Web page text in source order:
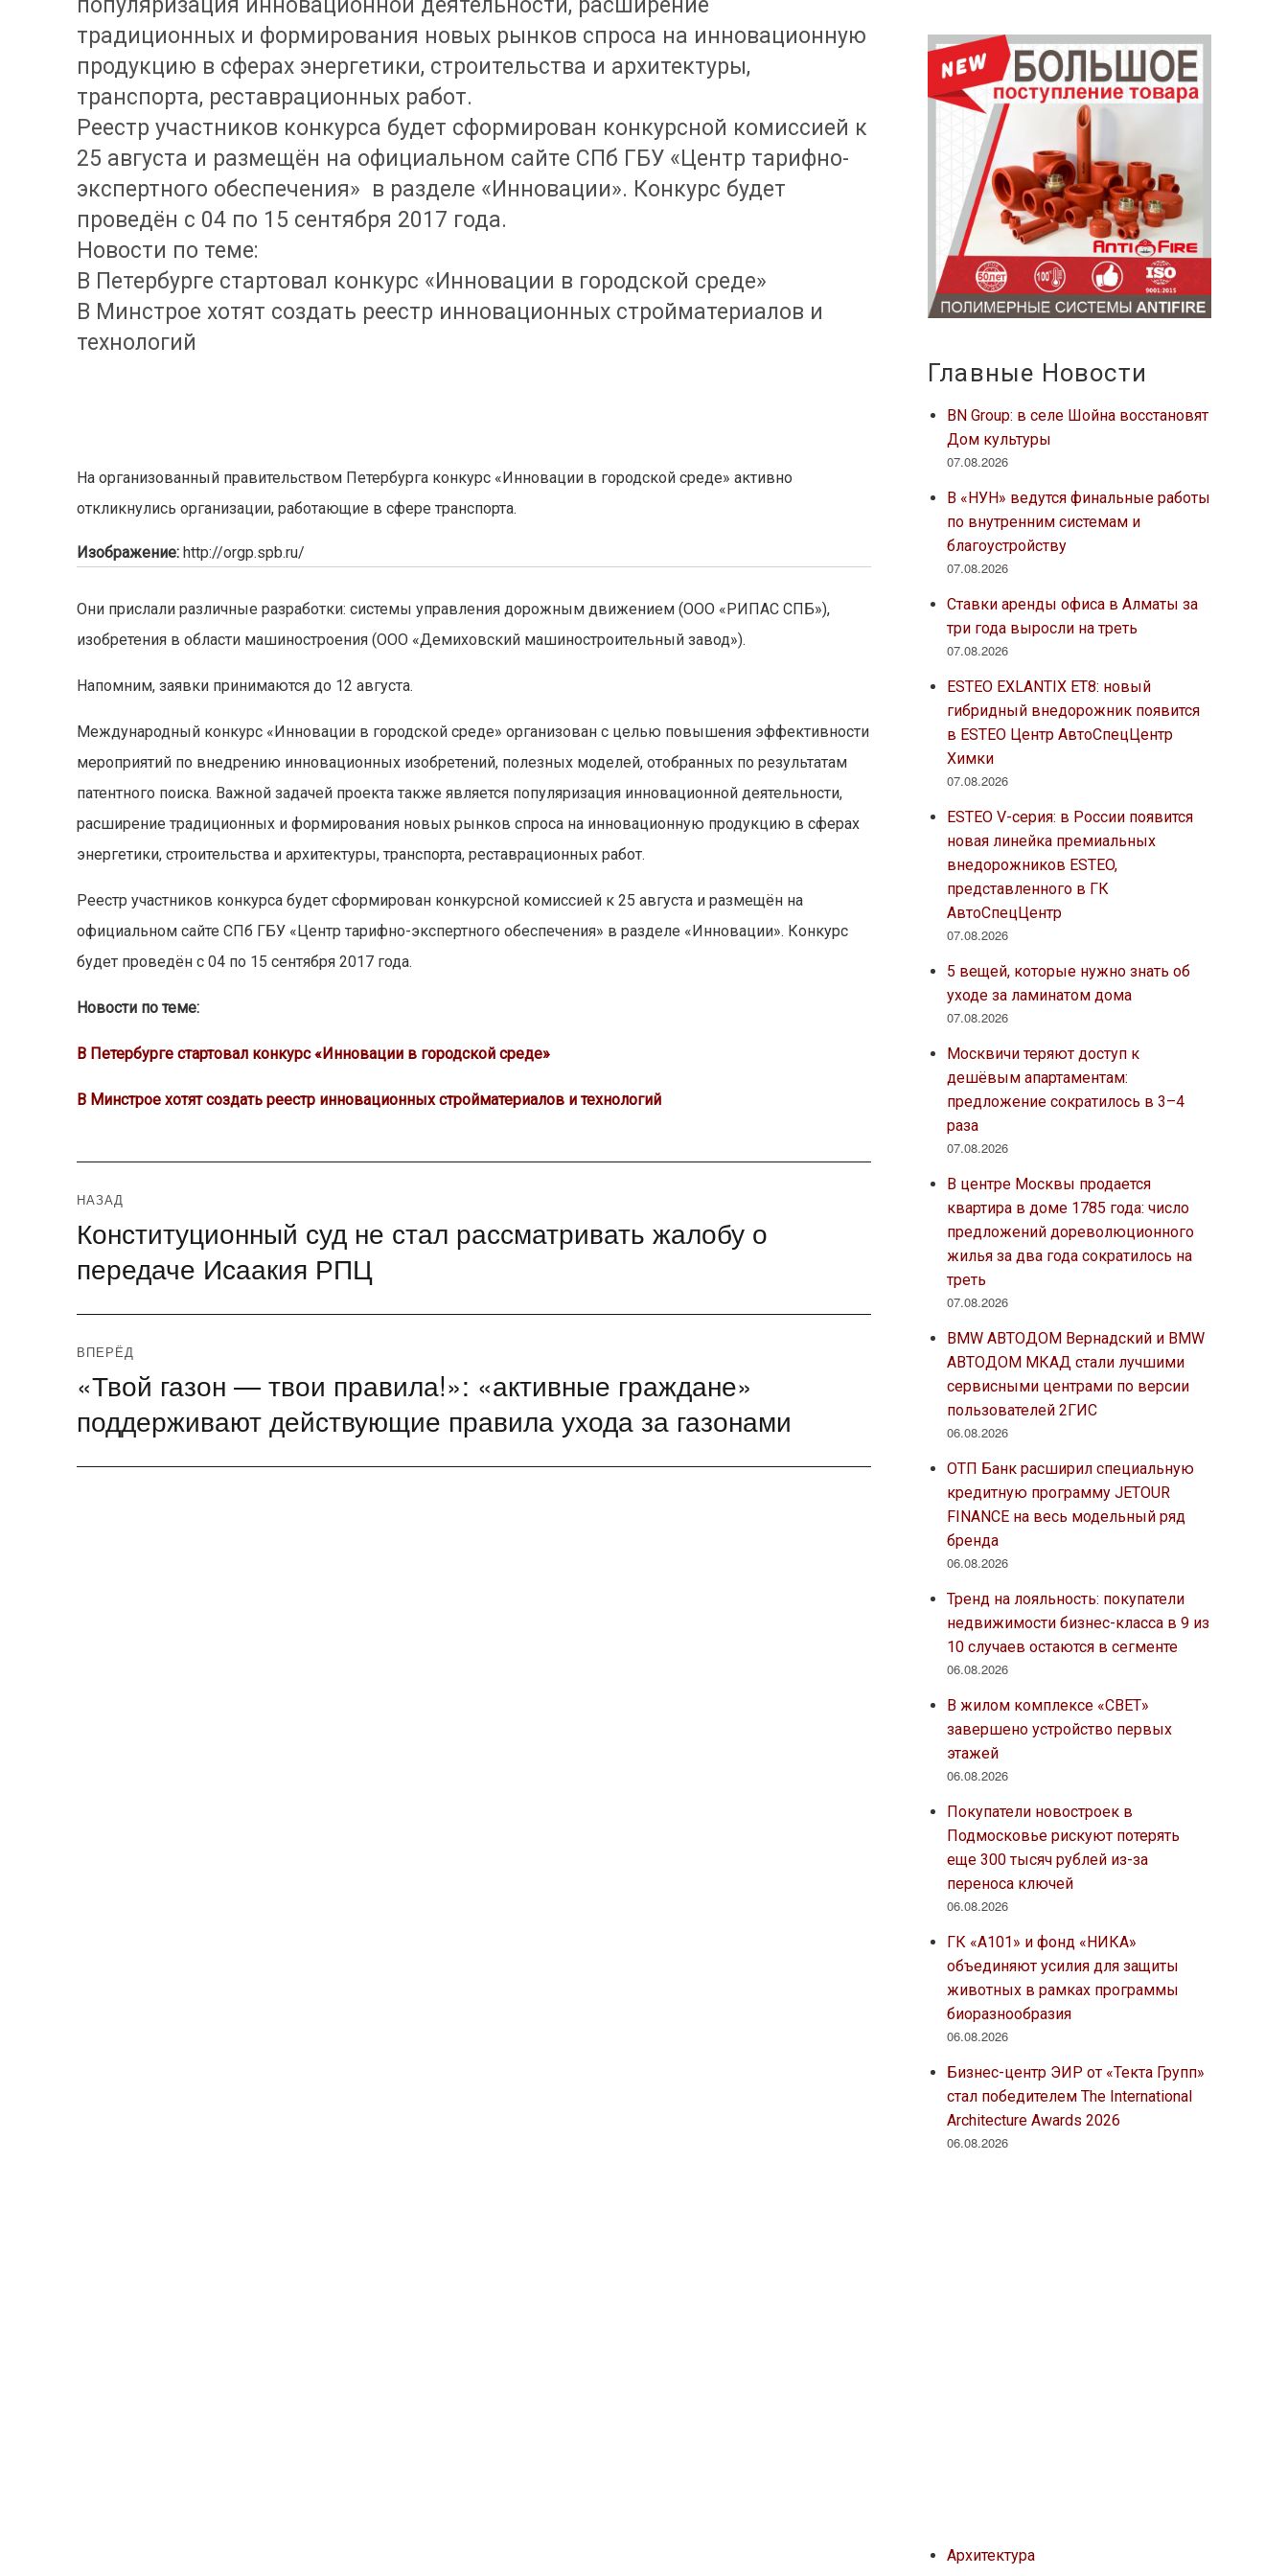
популяризация инновационной деятельности, расширение
традиционных и формирования новых рынков спроса на инновационную
продукцию в сферах энергетики, строительства и архитектуры,
транспорта, реставрационных работ.
Реестр участников конкурса будет сформирован конкурсной комиссией к
25 августа и размещён на официальном сайте СПб ГБУ «Центр тарифно-
экспертного обеспечения» в разделе «Инновации». Конкурс будет
проведён с 04 по 15 сентября 2017 года.
Новости по теме:
В Петербурге стартовал конкурс «Инновации в городской среде»
В Минстрое хотят создать реестр инновационных стройматериалов и
технологий
На организованный правительством Петербурга конкурс «Инновации в городской среде» активно
откликнулись организации, работающие в сфере транспорта.
Изображение:http://orgp.spb.ru/
Они прислали различные разработки: системы управления дорожным движением (ООО «РИПАС СПБ»),
изобретения в области машиностроения (ООО «Демиховский машиностроительный завод»).
Напомним, заявки принимаются до 12 августа.
Международный конкурс «Инновации в городской среде» организован с целью повышения эффективности
мероприятий по внедрению инновационных изобретений, полезных моделей, отобранных по результатам
патентного поиска. Важной задачей проекта также является популяризация инновационной деятельности,
расширение традиционных и формирования новых рынков спроса на инновационную продукцию в сферах
энергетики, строительства и архитектуры, транспорта, реставрационных работ.
Реестр участников конкурса будет сформирован конкурсной комиссией к 25 августа и размещён на
официальном сайте СПб ГБУ «Центр тарифно-экспертного обеспечения» в разделе «Инновации». Конкурс
будет проведён с 04 по 15 сентября 2017 года.
Новости по теме:
В Петербурге стартовал конкурс «Инновации в городской среде»
В Минстрое хотят создать реестр инновационных стройматериалов и технологий
Навигация
по
записям
НАЗАД
Предыдущая
Конституционный суд не стал рассматривать жалобу о
передаче Исаакия РПЦ
ВПЕРЁД
Следующая
«Твой газон — твои правила!»: «активные граждане»
поддерживают действующие правила ухода за газонами
Главные Новости
BN Group: в селе Шойна восстановят
Дом культуры
07.08.2026
В «НУН» ведутся финальные работы
по внутренним системам и
благоустройству
07.08.2026
Ставки аренды офиса в Алматы за
три года выросли на треть
07.08.2026
ESTEO EXLANTIX ET8: новый
гибридный внедорожник появится
в ESTEO Центр АвтоСпецЦентр
Химки
07.08.2026
ESTEO V-серия: в России появится
новая линейка премиальных
внедорожников ESTEO,
представленного в ГК
АвтоСпецЦентр
07.08.2026
5 вещей, которые нужно знать об
уходе за ламинатом дома
07.08.2026
Москвичи теряют доступ к
дешёвым апартаментам:
предложение сократилось в 3–4
раза
07.08.2026
В центре Москвы продается
квартира в доме 1785 года: число
предложений дореволюционного
жилья за два года сократилось на
треть
07.08.2026
BMW АВТОДОМ Вернадский и BMW
АВТОДОМ МКАД стали лучшими
сервисными центрами по версии
пользователей 2ГИС
06.08.2026
ОТП Банк расширил специальную
кредитную программу JETOUR
FINANCE на весь модельный ряд
бренда
06.08.2026
Тренд на лояльность: покупатели
недвижимости бизнес-класса в 9 из
10 случаев остаются в сегменте
06.08.2026
В жилом комплексе «СВЕТ»
завершено устройство первых
этажей
06.08.2026
Покупатели новостроек в
Подмосковье рискуют потерять
еще 300 тысяч рублей из-за
переноса ключей
06.08.2026
ГК «А101» и фонд «НИКА»
объединяют усилия для защиты
животных в рамках программы
биоразнообразия
06.08.2026
Бизнес-центр ЭИР от «Текта Групп»
стал победителем The International
Architecture Awards 2026
06.08.2026
Архитектура